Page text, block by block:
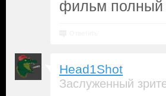
фильм полный
Head1Shot
Заслуженный